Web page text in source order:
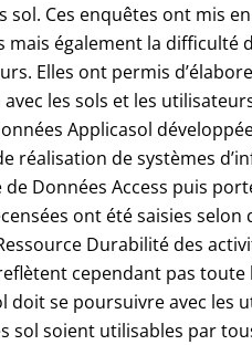
sol. Ces enquêtes ont mis
également la difficulté
Elles ont permis
les sols et les
Applicasol
réalisation de systèmes
Données Access puis
ont été saisies
Durabilité des
cependant pas
doit se poursuivre avec
soient utilisables par